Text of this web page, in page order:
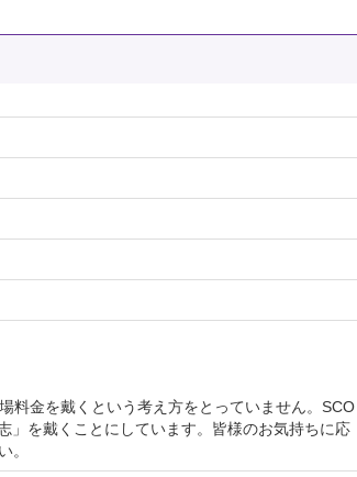
料金を戴くという考え方をとっていません。SCO
」を戴くことにしています。皆様のお気持ちに応
。